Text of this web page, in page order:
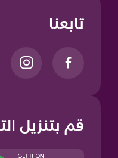
تابعنا
قم بتنزيل